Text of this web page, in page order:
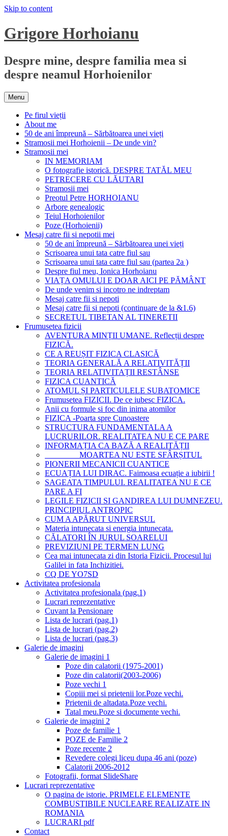
Skip to content
Grigore Horhoianu
Despre mine, despre familia mea si
despre neamul Horhoienilor
Menu
Pe firul vieții
About me
50 de ani împreună – Sărbătoarea unei vieți
Stramosii mei Horhoienii – De unde vin?
Stramosii mei
IN MEMORIAM
O fotografie istorică. DESPRE TATĂL MEU
PETRECERE CU LĂUTARI
Stramosii mei
Preotul Petre HORHOIANU
Arbore genealogic
Teiul Horhoienilor
Poze (Horhoienii)
Mesaj catre fii si nepotii mei
50 de ani împreună – Sărbătoarea unei vieți
Scrisoarea unui tata catre fiul sau
Scrisoarea unui tata catre fiul sau (partea 2a )
Despre fiul meu, Ionica Horhoianu
VIAȚA OMULUI E DOAR AICI PE PĂMÂNT
De unde venim si incotro ne indreptam
Mesaj catre fii si nepoti
Mesaj catre fii si nepoti (continuare de la &1.6)
SECRETUL TIBETAN AL TINERETII
Frumusetea fizicii
AVENTURA MINȚII UMANE. Reflecții despre
FIZICĂ.
CE A REUȘIT FIZICA CLASICĂ
TEORIA GENERALĂ A RELATIVITĂȚII
TEORIA RELATIVITAȚII RESTÂNSE
FIZICA CUANTICĂ
ATOMUL ȘI PARTICULELE SUBATOMICE
Frumusetea FIZICII. De ce iubesc FIZICA.
Anii cu formule si foc din inima atomilor
FIZICA -Poarta spre Cunoastere
STRUCTURA FUNDAMENTALA A
LUCRURILOR. REALITATEA NU E CE PARE
INFORMAȚIA CA BAZĂ A REALITĂȚII
MOARTEA NU ESTE SFÂRȘITUL
PIONERII MECANICII CUANTICE
ECUAȚIA LUI DIRAC. Faimoasa ecuație a iubirii !
SAGEATA TIMPULUI. REALITATEA NU E CE
PARE A FI
LEGILE FIZICII SI GANDIREA LUI DUMNEZEU.
PRINCIPIUL ANTROPIC
CUM A APĂRUT UNIVERSUL
Materia intunecata si energia intunecata.
CĂLATORI ÎN JURUL SOARELUI
PREVIZIUNI PE TERMEN LUNG
Cea mai intunecata zi din Istoria Fizicii. Procesul lui
Galilei in fata Inchizitiei.
CQ DE YO7SD
Activitatea profesionala
Activitatea profesionala (pag.1)
Lucrari reprezentative
Cuvant la Pensionare
Lista de lucrari (pag.1)
Lista de lucrari (pag.2)
Lista de lucrari (pag.3)
Galerie de imagini
Galerie de imagini 1
Poze din calatorii (1975-2001)
Poze din calatorii(2003-2006)
Poze vechi 1
Copiii mei si prietenii lor.Poze vechi.
Prietenii de altadata.Poze vechi.
Tatal meu.Poze si documente vechi.
Galerie de imagini 2
Poze de familie 1
POZE de Familie 2
Poze recente 2
Revedere colegi liceu dupa 46 ani (poze)
Calatorii 2006-2012
Fotografii, format SlideShare
Lucrari reprezentative
O pagina de istorie. PRIMELE ELEMENTE
COMBUSTIBILE NUCLEARE REALIZATE IN
ROMANIA
LUCRARI pdf
Contact